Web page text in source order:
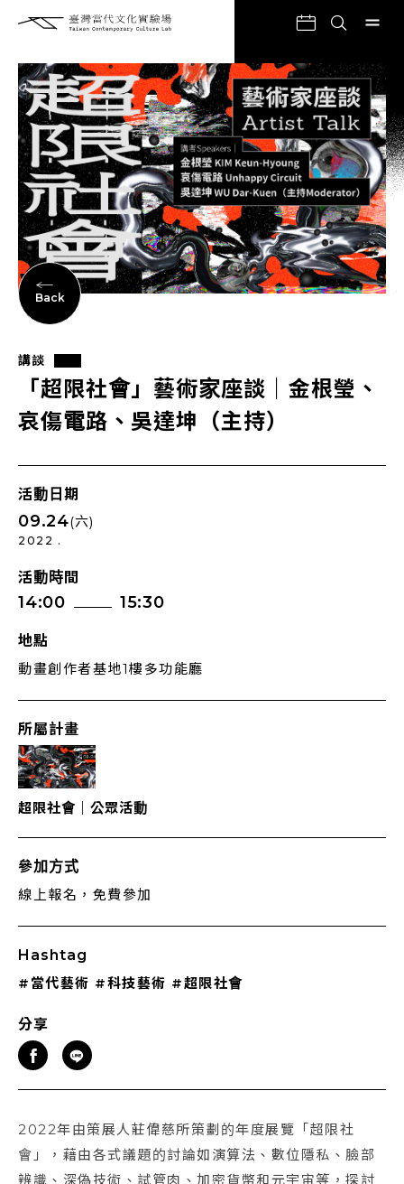
Back
講談
「超限社會」藝術家座談｜金根瑩、
哀傷電路、吳達坤（主持）
活動日期
09.24(六)
2022 .
活動時間
14:00 15:30
地點
動畫創作者基地1樓多功能廳
所屬計畫
超限社會｜公眾活動
參加方式
線上報名，免費參加
Hashtag
#當代藝術 #科技藝術 #超限社會
分享
2022年由策展人莊偉慈所策劃的年度展覽「超限社
會」，藉由各式議題的討論如演算法、數位隱私、臉部
辨識、深偽技術、試管肉、加密貨幣和元宇宙等，探討